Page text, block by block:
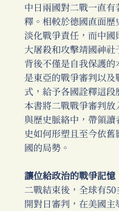
中日兩國對二戰一直有
釋。相較於德國直面歷
淡化戰爭責任，而中國
大屠殺和攻擊靖國神社
背後不僅是自我保護的
是東亞的戰爭審判以及
式，給予各國詮釋這段
本書將二戰戰爭審判放
與歷史脈絡中，帶領讀
史如何形塑且至今依舊
國的局勢。
讓位給政治的戰爭記憶
二戰結束後，全球有50
開對日審判，在美國主